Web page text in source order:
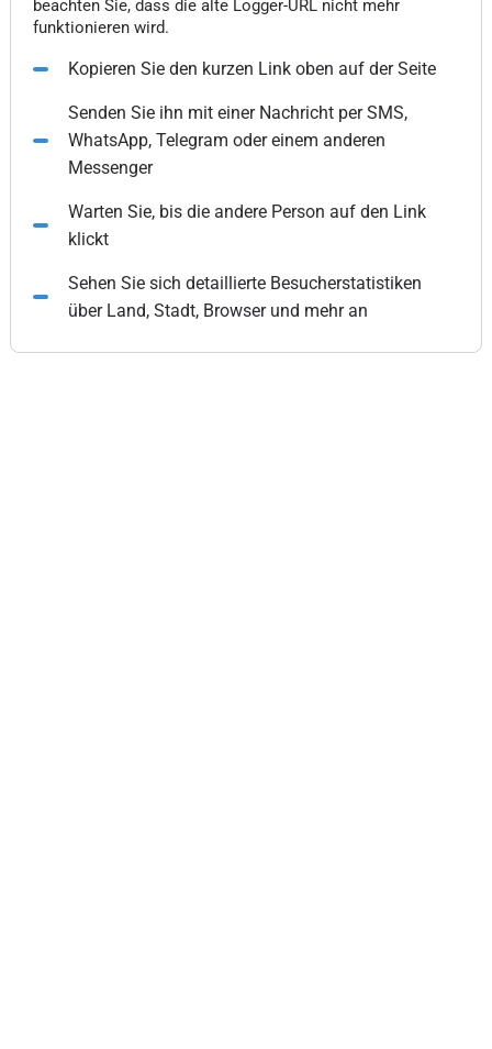
beachten Sie, dass die alte Logger-URL nicht mehr
funktionieren wird.
Kopieren Sie den kurzen Link oben auf der Seite
Senden Sie ihn mit einer Nachricht per SMS,
WhatsApp, Telegram oder einem anderen
Messenger
Warten Sie, bis die andere Person auf den Link
klickt
Sehen Sie sich detaillierte Besucherstatistiken
über Land, Stadt, Browser und mehr an